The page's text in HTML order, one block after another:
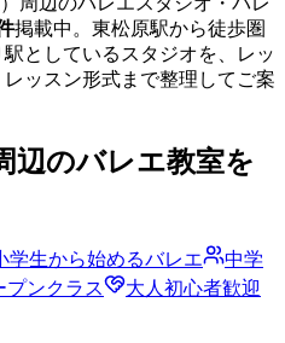
掲載中。 東松原駅から徒歩圏
としているスタジオを、レッ
ッスン形式まで整理してご案
辺のバレエ教室を
学生から始めるバレエ
中学
プンクラス
大人初心者歓迎